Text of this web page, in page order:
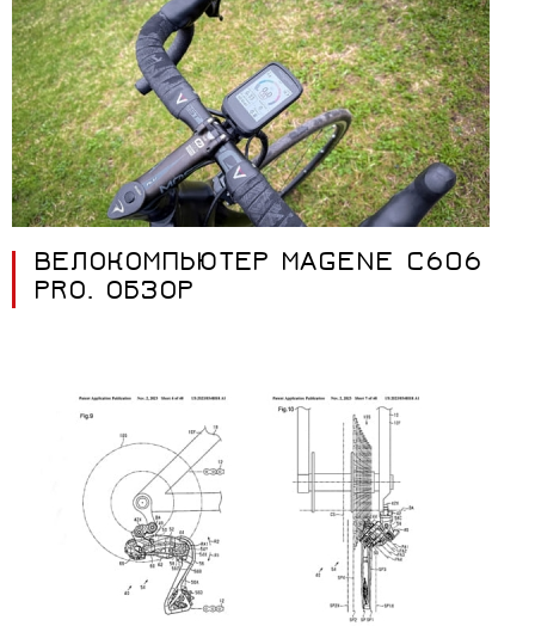
ВЕЛОКОМПЬЮТЕР MAGENE C606
PRO. ОБЗОР